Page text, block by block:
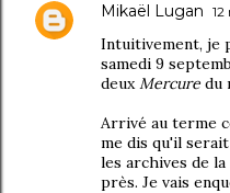
Mikaël Lugan 12
Intuitivement, je
samedi 9
deuxMercure du
Arrivé au terme
me dis qu'il
les archives de la
près. Je vais